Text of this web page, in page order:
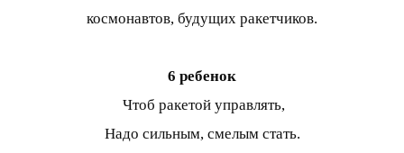
космонавтов, будущих ракетчиков.
6 ребенок
Чтоб ракетой управлять,
Надо сильным, смелым стать.